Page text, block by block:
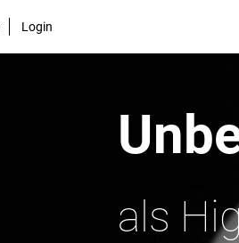
Login
als